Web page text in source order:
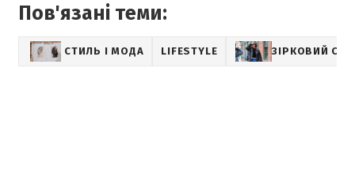
Пов'язані теми:
СТИЛЬ І МОДА LIFESTYLE ЗІРКОВИЙ